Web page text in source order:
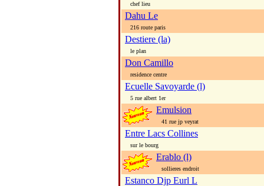
chef lieu
Dahu Le
216 route paris
Destiere (la)
le plan
Don Camillo
residence centre
Ecuelle Savoyarde (l)
5 rue albert 1er
Emulsion
41 rue jp veyrat
Entre Lacs Collines
sur le bourg
Erablo (l)
sollieres endroit
Estanco Djp Eurl L